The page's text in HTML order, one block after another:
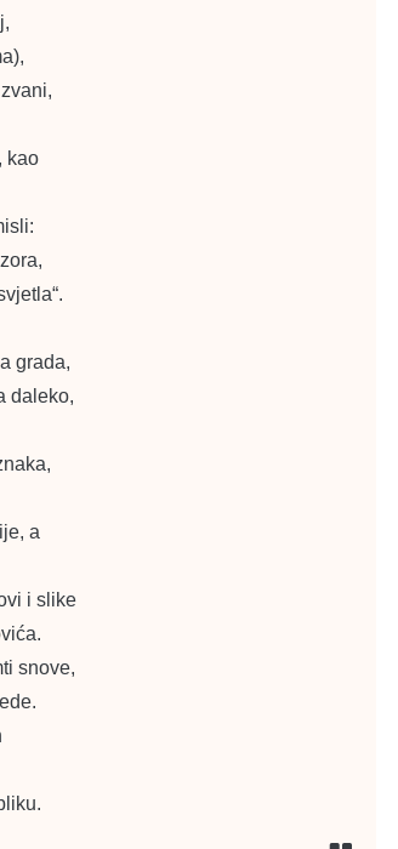
kao
grada,
daleko,
a
i slike
snove,